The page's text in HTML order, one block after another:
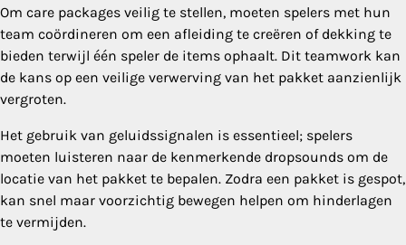
Om care packages veilig te stellen, moeten spelers met hun
team coördineren om een afleiding te creëren of dekking te
bieden terwijl één speler de items ophaalt. Dit teamwork kan
de kans op een veilige verwerving van het pakket aanzienlijk
vergroten.
Het gebruik van geluidssignalen is essentieel; spelers
moeten luisteren naar de kenmerkende dropsounds om de
locatie van het pakket te bepalen. Zodra een pakket is gespot,
kan snel maar voorzichtig bewegen helpen om hinderlagen
te vermijden.